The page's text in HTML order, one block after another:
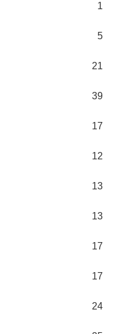
1
5
21
39
17
12
13
13
17
17
24